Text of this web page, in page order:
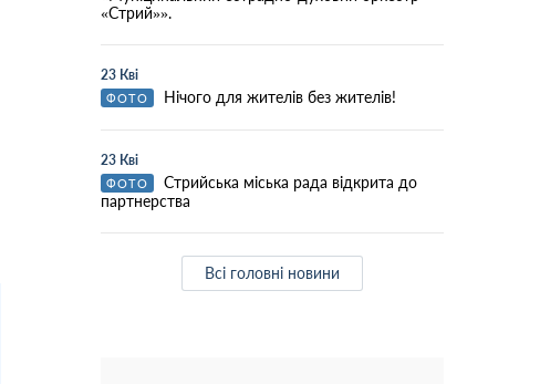
«Стрий»».
23 Кві
ФОТО Нічого для жителів без жителів!
23 Кві
ФОТО
Стрийська міська рада відкрита до
партнерства
Всі головні новини